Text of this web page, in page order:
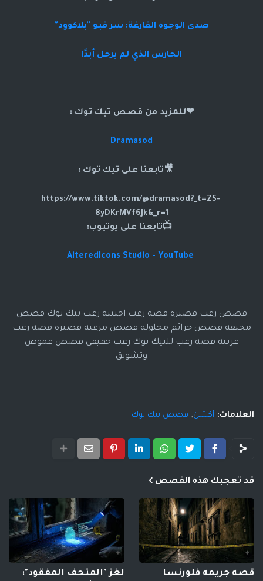
صدى الوجوه الفارغة: سر قبو "بلاكوود"
الحارس الذي لم يرحل أبدًا
❤للمزيد من قصص تيك توك :
Dramasod
🎥تابعنا على تيك توك :
https://www.tiktok.com/@dramasod?_t=ZS-
8yDKrMVf6Jk&_r=1
📺تابعنا على يوتيوب:
AlteredIcons Studio - YouTube
قصص رعب قصيرة قصة رعب اجنبية رعب تيك توك قصص
مخيفة قصص جرائم محلولة قصص مرعبة قصيرة قصة رعب
عربية قصة رعب للتيك توك رعب حقيقي قصص غموض
وتشويق
العلامات: أكشن قصص تيك توك
قد تعجبك هذه القصص
قصه جريمه فلورنسا
لغز "المتحف المفقود":